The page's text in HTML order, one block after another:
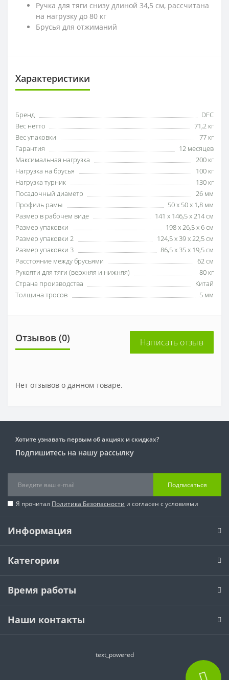
Ручка для тяги снизу длиной 34,5 см, рассчитана
на нагрузку до 80 кг
Брусья для отжиманий
Характеристики
Бренд
DFC
Вес нетто
71,2 кг
Вес упаковки
77 кг
Гарантия
12 месяцев
Максимальная нагрузка
200 кг
Нагрузка на брусья
100 кг
Нагрузка турник
130 кг
Посадочный диаметр
26 мм
Профиль рамы
50 х 50 х 1,8 мм
Размер в рабочем виде
141 x 146,5 x 214 см
Размер упаковки
198 х 26,5 х 6 см
Размер упаковки 2
124,5 х 39 х 22,5 см
Размер упаковки 3
86,5 х 35 х 19,5 см
Расстояние между брусьями
62 см
Рукояти для тяги (верхняя и нижняя)
80 кг
Страна производства
Китай
Толщина тросов
5 мм
Отзывов (0) Написать отзыв
Нет отзывов о данном товаре.
Хотите узнавать первым об акциях и скидках?
Подпишитесь на нашу рассылку
Подписаться
Я прочитал Политика Безопасности и согласен с условиями
Информация
Категории
Время работы
Наши контакты
text_powered